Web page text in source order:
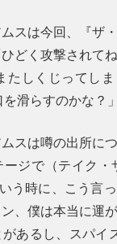
スは今回、『ザ
どく攻撃されて
たしくじってし
滑らすのかな？」
スは噂の出所に
ジで（テイク・
う時に、こう言
、僕は本当に運
あるし、スパイ